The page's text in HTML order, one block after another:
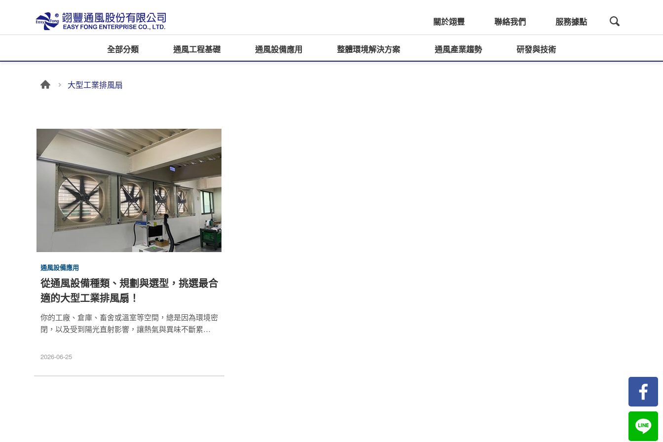
關於翊豐 聯絡我們 服務據點
全部分類 通風工程基礎 通風設備應用 整體環境解決方案 通風產業趨勢 研發與技術
大型工業排風扇
通風設備應用
從通風設備種類、規劃與選型，挑選最合
適的大型工業排風扇！
你的工廠、倉庫、畜舍或溫室等空間，總是因為環境密
閉，以及受到陽光直射影響，讓熱氣與異味不斷累積，
效率嗎？為了幫助你有效解決這些問題，本文會介紹大
到最符合廠房結構的大型排風扇。
2026-06-25